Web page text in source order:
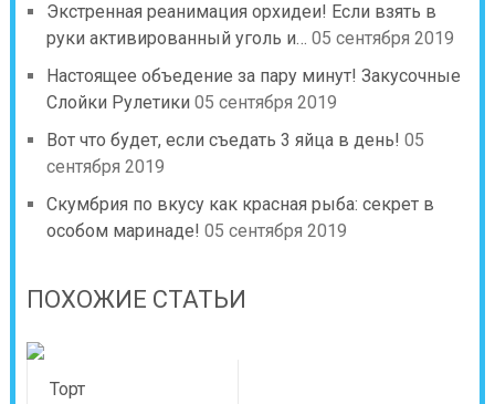
Экстренная реанимация орхидеи! Если взять в
руки активированный уголь и… 05 сентября 2019
Настоящее объедение за пару минут! Закусочные
Слойки Рулетики 05 сентября 2019
Вот что будет, если съедать 3 яйца в день! 05
сентября 2019
Скумбрия по вкусу как красная рыба: секрет в
особом маринаде! 05 сентября 2019
ПОХОЖИЕ СТАТЬИ
Торт